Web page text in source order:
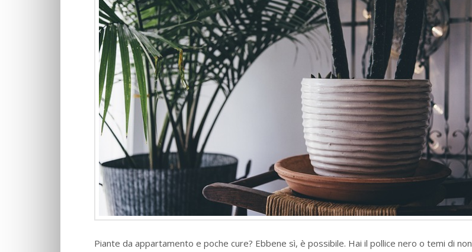
Piante da appartamento e poche cure? Ebbene sì, è possibile. Hai il pollice nero o temi di non